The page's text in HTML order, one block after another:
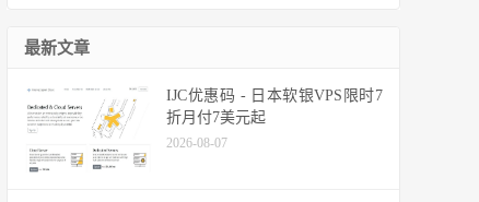
最新文章
IJC优惠码 - 日本软银VPS限时7
折月付7美元起
2026-08-07